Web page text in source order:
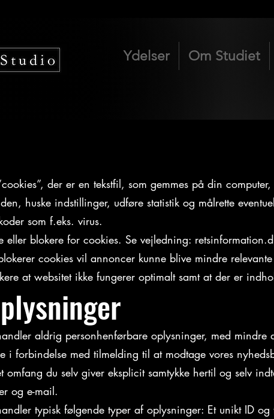
Ydelser Om Studiet
der er en tekstfil, som gemmes på din
huske indstillinger, udføre statistik og målrette
som f.eks. virus.
eller blokere for cookies. Se vejledning:
cookies vil annoncer kunne blive mindre
at websitet ikke fungerer optimalt samt at der er
aldrig personhenførbare oplysninger, med mindre
i forbindelse med tilmelding til at modtage vores
omfang du selv giver eksplicit samtykke hertil og selv
og e-mail.
typisk følgende typer af oplysninger: Et unikt ID